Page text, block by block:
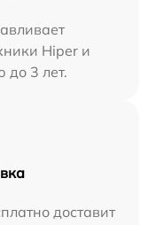
Hiper и
до 3 лет.
доставит